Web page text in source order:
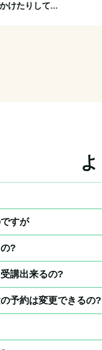
けたりして...
すが
?
講出来るの?
予約は変更できるの?